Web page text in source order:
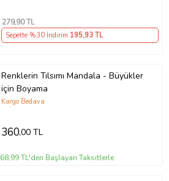
279,90 TL
Sepette %30 İndirim 195,93 TL
Renklerin Tılsımı Mandala - Büyükler
için Boyama
Kargo Bedava
360,00 TL
68,99 TL'den Başlayan Taksitlerle